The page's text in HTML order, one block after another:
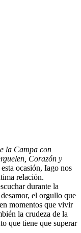
la Campa con
Corazón y
ocasión, Iago nos
relación.
durante la
el orgullo que
momentos que vivir
la crudeza de la
que tiene que superar